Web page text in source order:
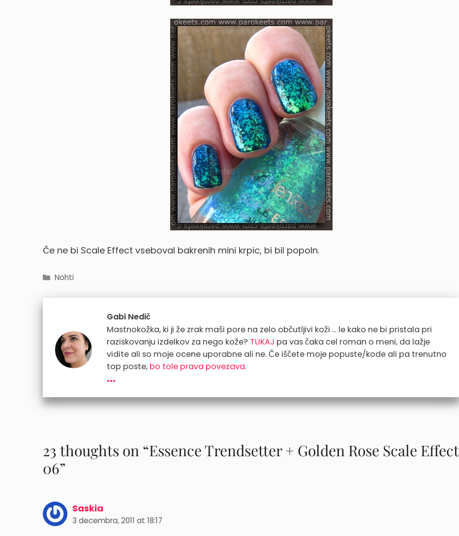
Če ne bi Scale Effect vseboval bakrenih mini krpic, bi bil popoln.
Categories
Nohti
Gabi Nedič
Mastnokožka, ki ji že zrak maši pore na zelo občutljivi koži ... le kako ne bi pristala pri
raziskovanju izdelkov za nego kože? TUKAJ pa vas čaka cel roman o meni, da lažje
vidite ali so moje ocene uporabne ali ne. Če iščete moje popuste/kode ali pa trenutno
top poste, bo tole prava povezava.
...
23 thoughts on “Essence Trendsetter + Golden Rose Scale Effect
06”
Saskia
3 decembra, 2011 at 18:17